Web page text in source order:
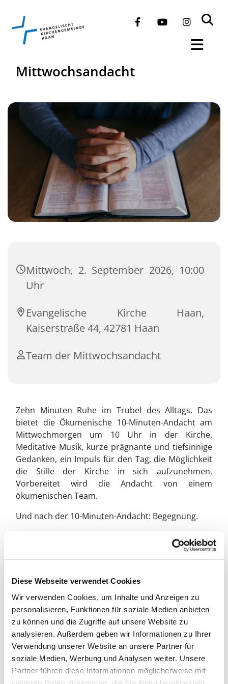
Diese Webseite verwendet Cookies
Wir verwenden Cookies, um Inhalte und Anzeigen zu
personalisieren, Funktionen für soziale Medien anbieten
zu können und die Zugriffe auf unsere Website zu
analysieren. Außerdem geben wir Informationen zu Ihrer
Verwendung unserer Website an unsere Partner für
soziale Medien, Werbung und Analysen weiter. Unsere
Partner führen diese Informationen möglicherweise mit
Mittwochsandacht
Mittwoch, 2. September 2026, 10:00
Uhr
Evangelische Kirche Haan,
Kaiserstraße 44, 42781 Haan
Team der Mittwochsandacht
Zehn Minuten Ruhe im Trubel des Alltags. Das
bietet die Ökumenische 10-Minuten-Andacht am
Mittwochmorgen um 10 Uhr in der Kirche.
Meditative Musik, kurze prägnante und tiefsinnige
Gedanken, ein Impuls für den Tag, die Möglichkeit
die Stille der Kirche in sich aufzunehmen.
Vorbereitet wird die Andacht von einem
ökumenischen Team.
Und nach der 10-Minuten-Andacht: Begegnung.
Das Gemeindecafé im Haus an der Kirche ist
mittwochs ab 10 Uhr geöffnet und empfängt die
Besucher:innen der 10-Minuten-Andacht zu Kaffee,
Herzlich Willkommen!